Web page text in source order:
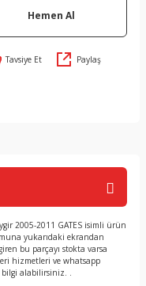
Hemen Al
Tavsiye Et Paylaş
2005-2011 GATES isimli ürün
yukarıdaki ekrandan
bu parçayı stokta varsa
hizmetleri ve whatsapp
bilgi alabilirsiniz. .